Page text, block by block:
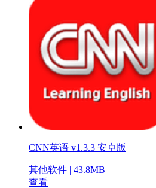
CNN英语 v1.3.3 安卓版
其他软件 | 43.8MB
查看